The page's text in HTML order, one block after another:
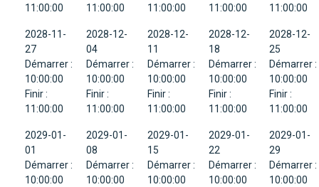
11:00:00
11:00:00
11:00:00
11:00:00
11:00:00
2028-11-
27
Démarrer :
10:00:00
Finir :
11:00:00
2028-12-
04
Démarrer :
10:00:00
Finir :
11:00:00
2028-12-
11
Démarrer :
10:00:00
Finir :
11:00:00
2028-12-
18
Démarrer :
10:00:00
Finir :
11:00:00
2028-12-
25
Démarrer :
10:00:00
Finir :
11:00:00
2029-01-
01
Démarrer :
10:00:00
2029-01-
08
Démarrer :
10:00:00
2029-01-
15
Démarrer :
10:00:00
2029-01-
22
Démarrer :
10:00:00
2029-01-
29
Démarrer :
10:00:00